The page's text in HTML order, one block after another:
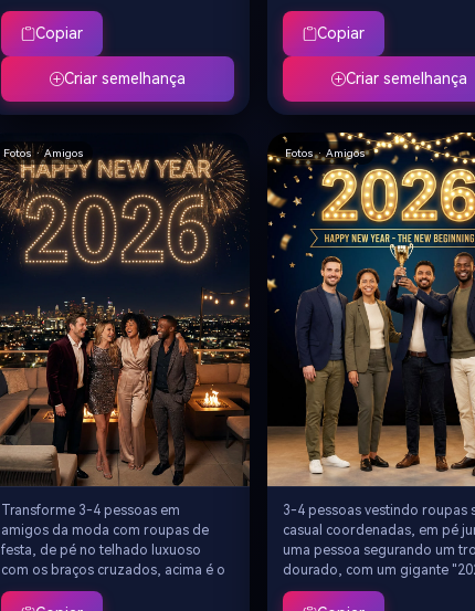
número gigante de diamantes
brilhantes "2026" flutuando no céu,
a pessoa à esquerda olha para a
pessoa à direita, as luzes da cidade
piscando abaixo, fogos de artifício
dourados e azuis com o texto "Feliz
atmosférica das luzes bokeh,
momentos íntimos e românticos
sob os números
Copiar
Criar semelhança
olhando para cima para o
dourado luminoso "2026"
no céu noturno, atravessando a
moldura da esquerda para a
direita, com luzes da cidade
e fogos de artifício dourados
claramente visíveis acima
Novo", atmosfera familiar
acolhedora, profundidade de
campo cinematográfica
Copiar
Criar semelhança
Fotos · Amigos
Transforme 3-4 pessoas em
amigos da moda com roupas de
festa, de pé no telhado luxuoso
com os braços cruzados, acima é o
gigante brilhante "2026" flutuando
Fotos · Amigos
3-4 pessoas vestindo roupas
casual coordenadas, em pé
uma pessoa segurando um
dourado, com um gigante
brilhante flutuando no fundo,
Crie
IA sem